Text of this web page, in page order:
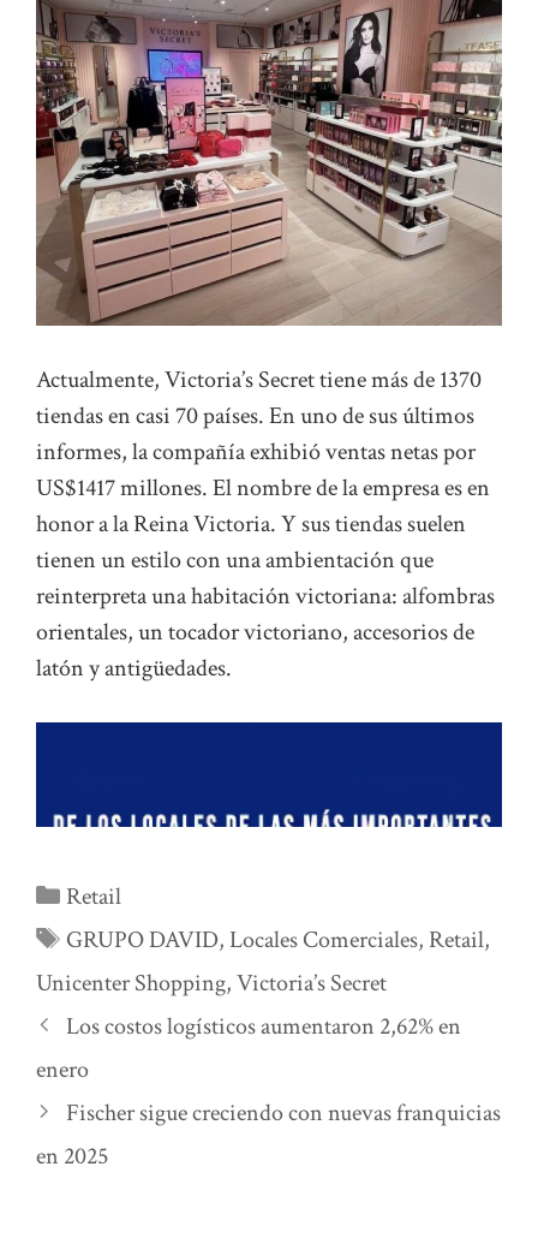
Actualmente, Victoria’s Secret tiene más de 1370
tiendas en casi 70 países. En uno de sus últimos
informes, la compañía exhibió ventas netas por
US$1417 millones. El nombre de la empresa es en
honor a la Reina Victoria. Y sus tiendas suelen
tienen un estilo con una ambientación que
reinterpreta una habitación victoriana: alfombras
orientales, un tocador victoriano, accesorios de
latón y antigüedades.
Categorías
Retail
Etiquetas
GRUPO DAVID,Locales Comerciales, Retail,
Unicenter Shopping,Victoria’s Secret
Los costos logísticos aumentaron 2,62% en
enero
Fischer sigue creciendo con nuevas franquicias
en 2025